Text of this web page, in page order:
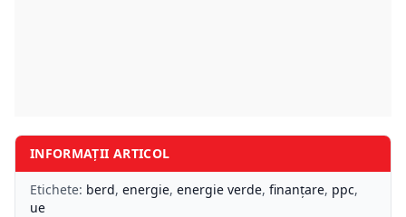
INFORMAȚII ARTICOL
Etichete: berd, energie, energie verde, finanțare, ppc,
ue